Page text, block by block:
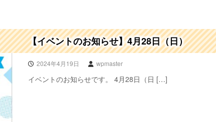
【イベントのお知らせ】4月28日（日）
2024年4月19日 wpmaster
イベントのお知らせです。 4月28日（日 […]